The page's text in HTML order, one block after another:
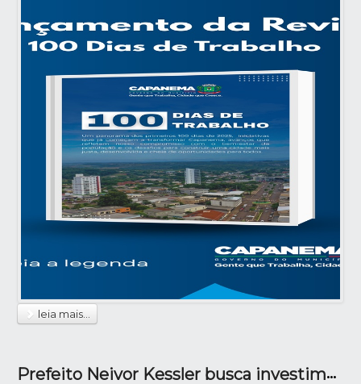
leia mais...
Prefeito Neivor Kessler busca investimentos para Capanema em Curitiba